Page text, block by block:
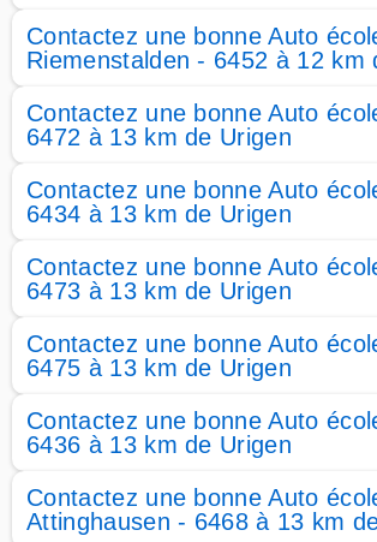
Contactez une bonne Auto
Riemenstalden - 6452 à 12 km
Contactez une bonne Auto
6472 à 13 km de Urigen
Contactez une bonne Auto
6434 à 13 km de Urigen
Contactez une bonne Auto
6473 à 13 km de Urigen
Contactez une bonne Auto
6475 à 13 km de Urigen
Contactez une bonne Auto
6436 à 13 km de Urigen
Contactez une bonne Auto
Attinghausen - 6468 à 13 km